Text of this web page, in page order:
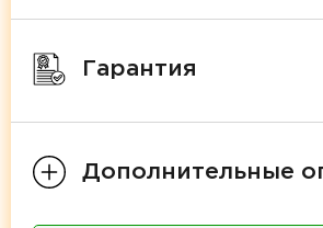
Гарантия
Дополнительные